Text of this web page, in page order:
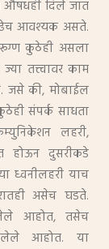
औषधही दिले जात
आवश्यक असते.
रूग्ण कुठेही असला
तत्त्वावर काम
जसे की, मोबाईल
संपर्क साधता
लहरी,
होऊन दुसरीकडे
ध्वनीलहरी याच
असेच घडते.
आहोत, तसेच
आहोत. या